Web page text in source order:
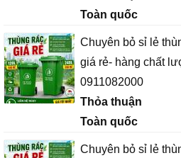
Toàn quốc
Chuyên bỏ sỉ lẻ
giá rẻ- hàng chất
0911082000
Thỏa thuận
Toàn quốc
Chuyên bỏ sỉ lẻ